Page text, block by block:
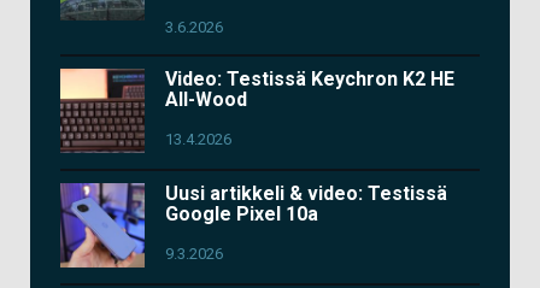
3.6.2026
Video: Testissä Keychron K2 HE
All-Wood
13.4.2026
Uusi artikkeli & video: Testissä
Google Pixel 10a
9.3.2026